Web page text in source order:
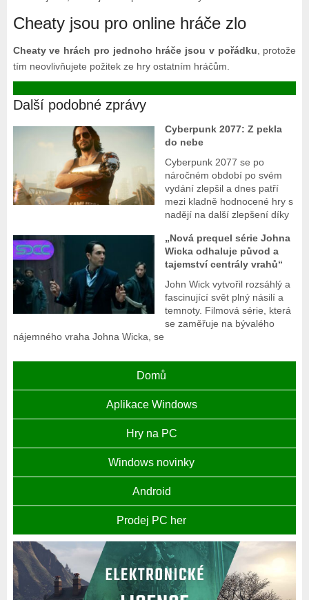
Cheaty jsou pro online hráče zlo
Cheaty ve hrách pro jednoho hráče jsou v pořádku , protože
tím neovlivňujete požitek ze hry ostatním hráčům.
Další podobné zprávy
Cyberpunk 2077: Z pekla
do nebe
Cyberpunk 2077 se po
náročném období po svém
vydání zlepšil a dnes patří
mezi kladně hodnocené hry s
nadějí na další zlepšení díky
„Nová prequel série Johna
Wicka odhaluje původ a
tajemství centrály vrahů“
John Wick vytvořil rozsáhlý a
fascinující svět plný násilí a
temnoty. Filmová série, která
se zaměřuje na bývalého
nájemného vraha Johna Wicka, se
Domů
Aplikace Windows
Hry na PC
Windows novinky
Android
Prodej PC her